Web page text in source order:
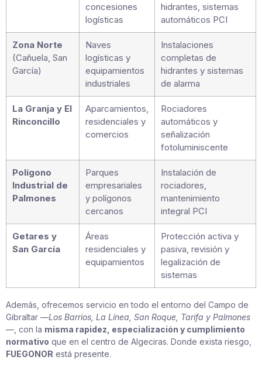
concesiones
logísticas
hidrantes, sistemas
automáticos PCI
Zona Norte
(Cañuela, San
García)
Naves
logísticas y
equipamientos
industriales
Instalaciones
completas de
hidrantes y sistemas
de alarma
La Granja y El
Rinconcillo
Aparcamientos,
residenciales y
comercios
Rociadores
automáticos y
señalización
fotoluminiscente
Polígono
Industrial de
Palmones
Parques
empresariales
y polígonos
cercanos
Instalación de
rociadores,
mantenimiento
integral PCI
Getares y
San García
Áreas
residenciales y
equipamientos
Protección activa y
pasiva, revisión y
legalización de
sistemas
Además, ofrecemos servicio en todo el entorno del Campo de
Gibraltar —Los Barrios, La Línea, San Roque, Tarifa y Palmones
—, con la misma rapidez, especialización y cumplimiento
normativo que en el centro de Algeciras. Donde exista riesgo,
FUEGONOR está presente.